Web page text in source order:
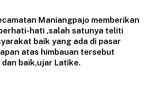
Maniangpajo memberikan
hati ,salah satunya teliti
baik yang ada di pasar
atas himbauan tersebut
baik,ujar Latike.